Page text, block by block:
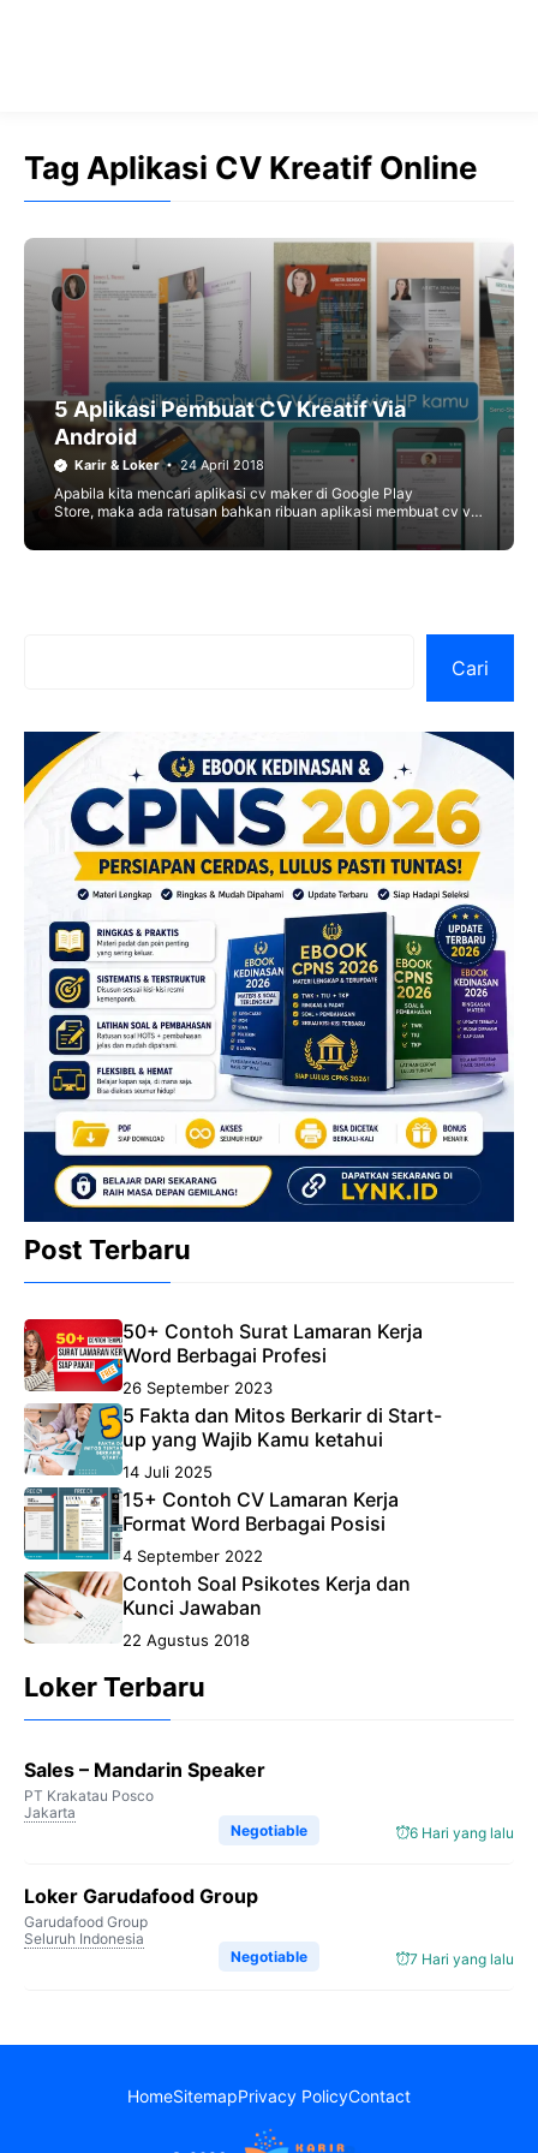
Tag Aplikasi CV Kreatif Online
5 Aplikasi Pembuat CV Kreatif Via
Android
Karir & Loker 24 April 2018
Apabila kita mencari aplikasi cv maker di Google Play
Store, maka ada ratusan bahkan ribuan aplikasi membuat cv via
android yang hanya dari genggaman tangan sudah dapat
Cari
Post Terbaru
50+ Contoh Surat Lamaran Kerja
Word Berbagai Profesi
26 September 2023
5 Fakta dan Mitos Berkarir di Start-
up yang Wajib Kamu ketahui
14 Juli 2025
15+ Contoh CV Lamaran Kerja
Format Word Berbagai Posisi
4 September 2022
Contoh Soal Psikotes Kerja dan
Kunci Jawaban
22 Agustus 2018
Loker Terbaru
Sales – Mandarin Speaker
PT Krakatau Posco
Jakarta
6 Hari yang lalu
Negotiable
Loker Garudafood Group
Garudafood Group
Seluruh Indonesia
7 Hari yang lalu
Negotiable
HomeSitemapPrivacy PolicyContact